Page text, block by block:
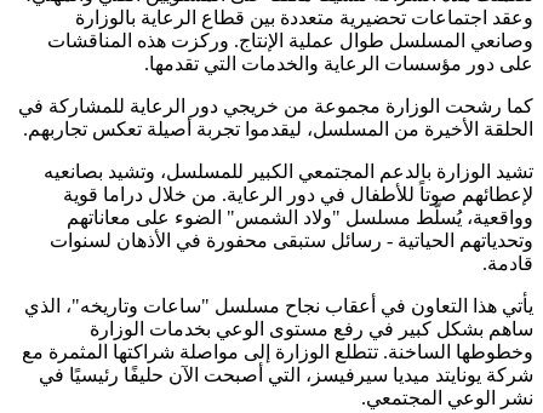
وعقد اجتماعات تحضيرية متعددة بين قطاع الرعاية بالوزارة
وصانعي المسلسل طوال عملية الإنتاج. وركزت هذه المناقشات
على دور مؤسسات الرعاية والخدمات التي تقدمها.
كما رشحت الوزارة مجموعة من خريجي دور الرعاية للمشاركة في
الحلقة الأخيرة من المسلسل، ليقدموا تجربة أصيلة تعكس تجاربهم.
تشيد الوزارة بالدعم المجتمعي الكبير للمسلسل، وتشيد بصانعيه
لإعطائهم صوتاً للأطفال في دور الرعاية. من خلال دراما قوية
وواقعية، يُسلّط مسلسل "ولاد الشمس" الضوء على معاناتهم
وتحدياتهم الحياتية - رسائل ستبقى محفورة في الأذهان لسنوات
قادمة.
يأتي هذا التعاون في أعقاب نجاح مسلسل "ساعات وتاريخه"، الذي
ساهم بشكل كبير في رفع مستوى الوعي بخدمات الوزارة
وخطوطها الساخنة. تتطلع الوزارة إلى مواصلة شراكتها المثمرة مع
شركة يونايتد ميديا ​​سيرفيسز، التي أصبحت الآن حليفًا رئيسيًا في
نشر الوعي المجتمعي.